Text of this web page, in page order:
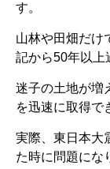
す。
山林や田畑だけ
記から50年以上
迷子の土地が増
を迅速に取得で
実際、東日本大
た時に問題にな